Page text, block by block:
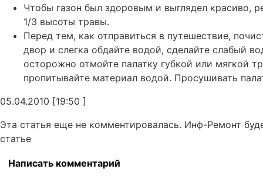
Чтобы газон был здоровым и выглядел красиво,
1/3 высоты травы.
Перед тем, как отправиться в путешествие,
двор и слегка обдайте водой, сделайте слабый
осторожно отмойте палатку губкой или мягкой
пропитывайте материал водой. Просушивать
05.04.2010 [19:50 ]
Эта статья еще не комментировалась. Инф-Ремонт
статье
Написать комментарий